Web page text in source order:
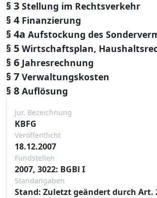
§ 3 Stellung im Rechtsverkehr
§ 4 Finanzierung
§ 4a Aufstockung des
§ 5 Wirtschaftsplan,
§ 6 Jahresrechnung
§ 7 Verwaltungskosten
§ 8 Auflösung
Jur. Bezeichnung
KBFG
Veröffentlicht
18.12.2007
Fundstellen
2007, 3022: BGBl I
Standangaben
Stand: Zuletzt geändert durch Art.